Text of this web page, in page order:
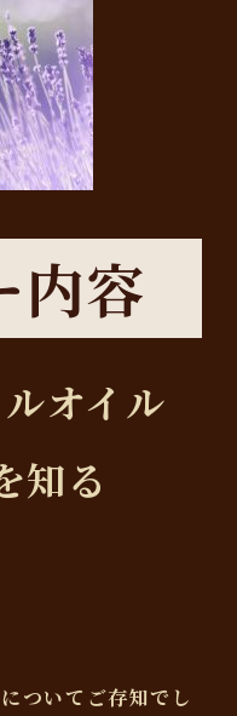
内容
オイル
知る
についてご存知でし